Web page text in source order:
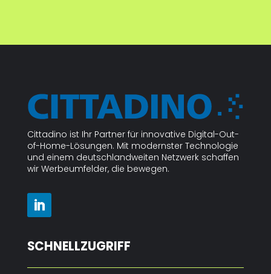
Cittadino ist Ihr Partner für innovative Digital-Out-
of-Home-Lösungen. Mit modernster Technologie
und einem deutschlandweiten Netzwerk schaffen
wir Werbeumfelder, die bewegen.
SCHNELLZUGRIFF